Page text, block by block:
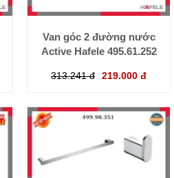
Van góc 2 đường nước
Active Hafele 495.61.252
313.241 đ 219.000 đ